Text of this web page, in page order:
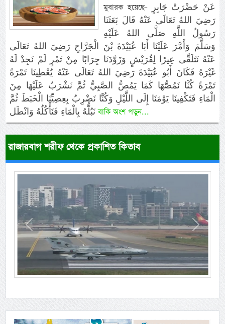
মুবারক হয়েছে- عَنْ حَضْرَتْ جَابِرٍ
رَضِيَ اللهُ تَعَالَى عَنْهُ قَالَ بَعَثَنَا
رَسُولُ اللَّهِ صَلَّى اللهُ عَلَيْهِ
وَسَلَّمَ وَأَمَّرَ عَلَيْنَا أَبَا عُبَيْدَةَ بْنَ الْجَرَّاحِ رَضِيَ اللهُ تَعَالَى
عَنْهُ نَتَلَقَّى عِيرًا لِقُرَيْشٍ وَزَوَّدَنَا جِرَابًا مِنْ تَمْرٍ لَمْ نَجِدْ لَهُ
غَيْرَهُ فَكَانَ أَبُو عُبَيْدَةَ رَضِيَ اللهُ تَعَالَى عَنْهُ يُعْطِينَا تَمْرَةً
تَمْرَةً كُنَّا نَمُصُّهَا كَمَا يَمُصُّ الصَّبِيُّ ثُمَّ نَشْرَبُ عَلَيْهَا مِنَ
الْمَاءِ فَتَكْفِينَا يَوْمَنَا إِلَى اللَّيْلِ وَكُنَّا نَضْرِبُ بِعِصِيِّنَا الْخَبَطَ ثُمَّ
نَبُلُّهُ بِالْمَاءِ فَنَأْكُلُهُ وَانْطَلবাকি অংশ পড়ুন...
রাজারবাগ শরীফ থেকে প্রকাশিত কিতাব
Previous Next